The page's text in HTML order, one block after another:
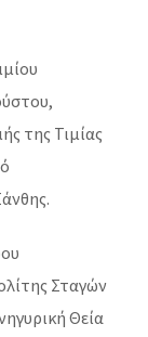
της Τιμίας
Σταγών
Θεία